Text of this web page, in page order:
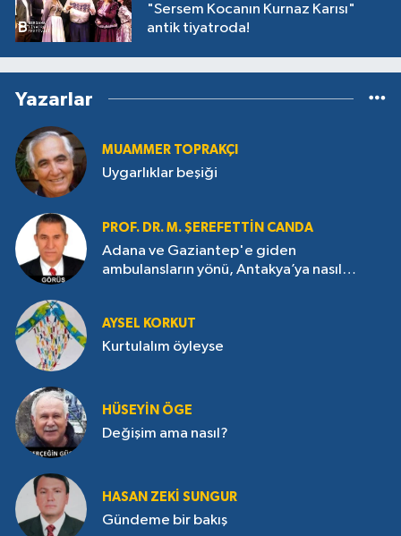
"Sersem Kocanın Kurnaz Karısı"
antik tiyatroda!
Yazarlar
MUAMMER TOPRAKÇI
Uygarlıklar beşiği
PROF. DR. M. ŞEREFETTIN CANDA
Adana ve Gaziantep'e giden
ambulansların yönü, Antakya’ya nasıl
AYSEL KORKUT
Kurtulalım öyleyse
HÜSEYIN ÖGE
Değişim ama nasıl?
HASAN ZEKI SUNGUR
Gündeme bir bakış